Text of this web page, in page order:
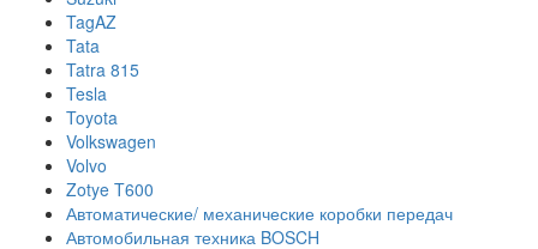
TagAZ
Tata
Tatra 815
Tesla
Toyota
Volkswagen
Volvo
Zotye T600
Автоматические/ механические коробки передач
Автомобильная техника BOSCH